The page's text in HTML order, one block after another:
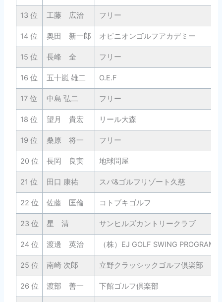
13 位 工藤 広治 フリー
14 位 奥田 新一郎 オピニオンゴルフアカデミー
15 位 長峰 全 フリー
16 位 五十嵐 雄二 O.E.F
17 位 中島 弘二 フリー
18 位 望月 貴宏 リール大森
19 位 桑原 将一 フリー
20 位 長岡 良実 地球問屋
21 位 田口 康祐 スパ&ゴルフリゾート久慈
22 位 佐藤 匡倫 コトブキゴルフ
23 位 星 清 サンヒルズカントリークラブ
24 位 渡邊 英治 （株）EJ GOLF SWING PROGRAM
25 位 南崎 次郎 立野クラッシックゴルフ倶楽部
26 位 渡部 善一 下館ゴルフ倶楽部